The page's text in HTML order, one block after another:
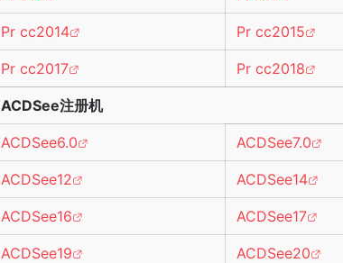
Pr cc2014 Pr cc2015
Pr cc2017 Pr cc2018
ACDSee注册机
ACDSee6.0 ACDSee7.0
ACDSee12 ACDSee14
ACDSee16 ACDSee17
ACDSee19 ACDSee20